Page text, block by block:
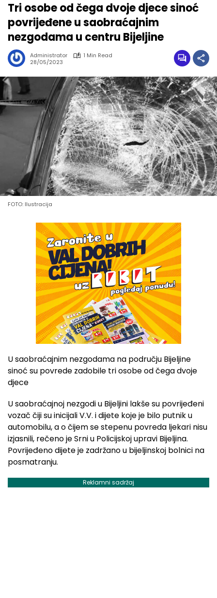
Tri osobe od čega dvoje djece sinoć
povrijeđene u saobraćajnim
nezgodama u centru Bijeljine
Administrator
1 Min Read
28/05/2023
FOTO: Ilustracija
U saobraćajnim nezgodama na području Bijeljine
sinoć su povrede zadobile tri osobe od čega dvoje
djece
U saobraćajnoj nezgodi u Bijeljini lakše su povrijeđeni
vozač čiji su inicijali V.V. i dijete koje je bilo putnik u
automobilu, a o čijem se stepenu povreda ljekari nisu
izjasnili, rečeno je Srni u Policijskoj upravi Bijeljina.
Povrijeđeno dijete je zadržano u bijeljinskoj bolnici na
posmatranju.
Reklamni sadržaj